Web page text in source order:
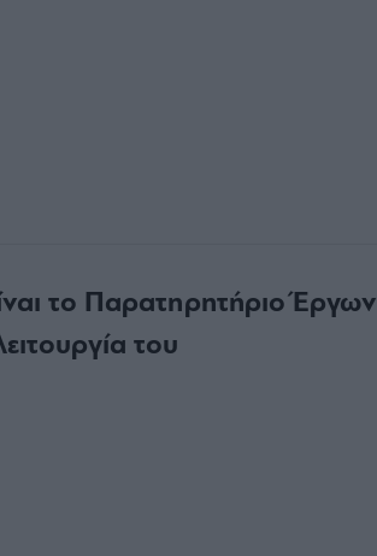
το Παρατηρητήριο Έργων
του